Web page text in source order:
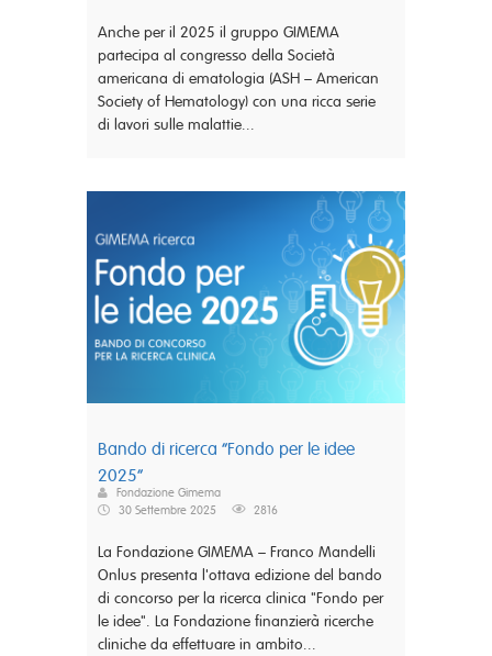
Anche per il 2025 il gruppo GIMEMA
partecipa al congresso della Società
americana di ematologia (ASH – American
Society of Hematology) con una ricca serie
di lavori sulle malattie...
Bando di ricerca “Fondo per le idee
2025”
Fondazione Gimema
30 Settembre 2025
2816
La Fondazione GIMEMA – Franco Mandelli
Onlus presenta l'ottava edizione del bando
di concorso per la ricerca clinica "Fondo per
le idee". La Fondazione finanzierà ricerche
cliniche da effettuare in ambito...